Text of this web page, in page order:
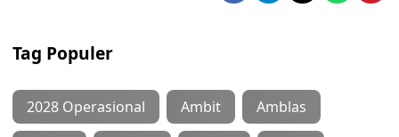
Tag Populer
2028 Operasional Ambit Amblas